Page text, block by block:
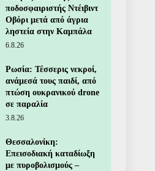
ποδοσφαιριστής Ντέιβιντ
Οβόρι μετά από άγρια
ληστεία στην Καμπάλα
6.8.26
Ρωσία: Τέσσερις νεκροί,
ανάμεσά τους παιδί, από
πτώση ουκρανικού drone
σε παραλία
3.8.26
Θεσσαλονίκη:
Επεισοδιακή καταδίωξη
με πυροβολισμούς –